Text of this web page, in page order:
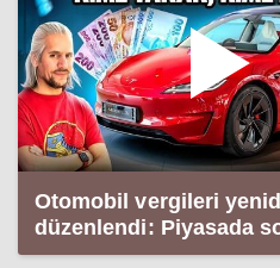
Otomobil vergileri
düzenlendi: Piyasada
ne?